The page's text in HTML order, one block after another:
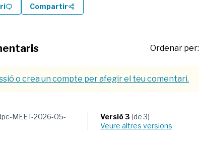
Compartir
Ordenar per:
o crea un compte per afegir el teu comentari.
MEET-2026-05-
Versió 3 (de 3)
veure altres versions